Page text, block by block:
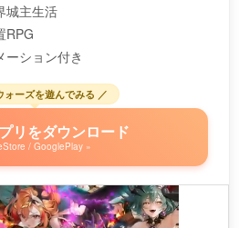
城主生活
RPG
ーション付き
ォーズを遊んでみる ／
リをダウンロード
/ GooglePlay »